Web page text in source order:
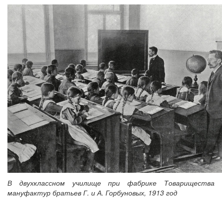
В двухклассном училище при фабрике Товарищества
мануфактур братьев Г. и А. Горбуновых, 1913 год